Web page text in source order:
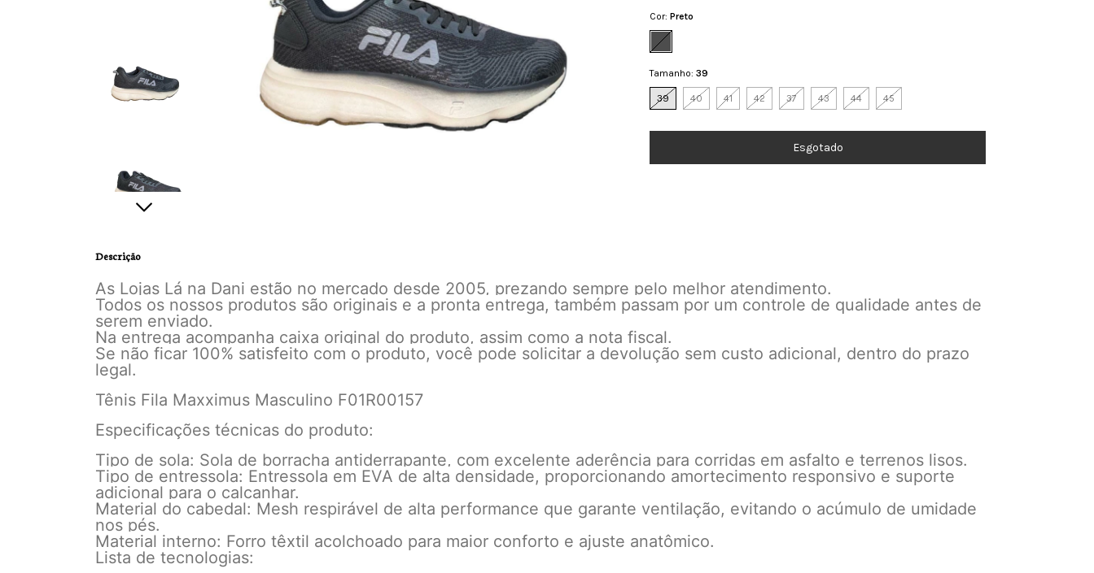
Cor: Preto
Tamanho: 39
39 40 41 42 37 43 44 45
Descrição
As Lojas Lá na Dani estão no mercado desde 2005, prezando sempre pelo melhor atendimento.
Todos os nossos produtos são originais e a pronta entrega, também passam por um controle de qualidade antes de
serem enviado.
Na entrega acompanha caixa original do produto, assim como a nota fiscal.
Se não ficar 100% satisfeito com o produto, você pode solicitar a devolução sem custo adicional, dentro do prazo
legal.
Tênis Fila Maxximus Masculino F01R00157
Especificações técnicas do produto:
Tipo de sola: Sola de borracha antiderrapante, com excelente aderência para corridas em asfalto e terrenos lisos.
Tipo de entressola: Entressola em EVA de alta densidade, proporcionando amortecimento responsivo e suporte
adicional para o calcanhar.
Material do cabedal: Mesh respirável de alta performance que garante ventilação, evitando o acúmulo de umidade
nos pés.
Material interno: Forro têxtil acolchoado para maior conforto e ajuste anatômico.
Lista de tecnologias: